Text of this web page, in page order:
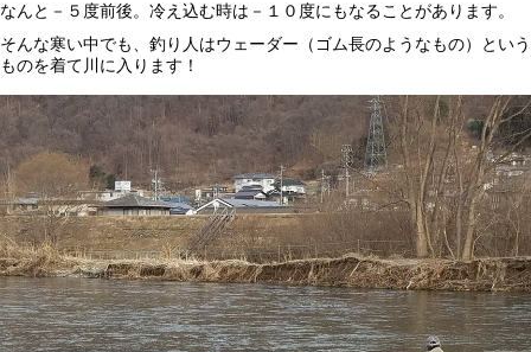
なんと－５度前後。冷え込む時は－１０度にもなることがあります。
そんな寒い中でも、釣り人はウェーダー（ゴム長のようなもの）という
ものを着て川に入ります！